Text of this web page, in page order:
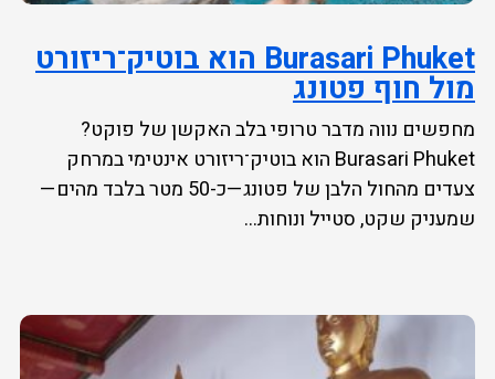
Burasari Phuket הוא בוטיק־ריזורט
מול חוף פטונג
מחפשים נווה מדבר טרופי בלב האקשן של פוקט?
Burasari Phuket הוא בוטיק־ריזורט אינטימי במרחק
צעדים מהחול הלבן של פטונג—כ-50 מטר בלבד מהים—
שמעניק שקט, סטייל ונוחות...